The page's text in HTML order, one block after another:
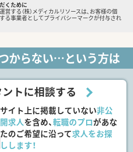
くために
する（株）メディカルリソースは、お客様の個
る事業者としてプライバシーマークが付与され
からない…という方は
トに相談する
サイト上に掲載していない非公
開求人を含め、転職のプロがあな
たのご希望に沿って求人をお探
しします！